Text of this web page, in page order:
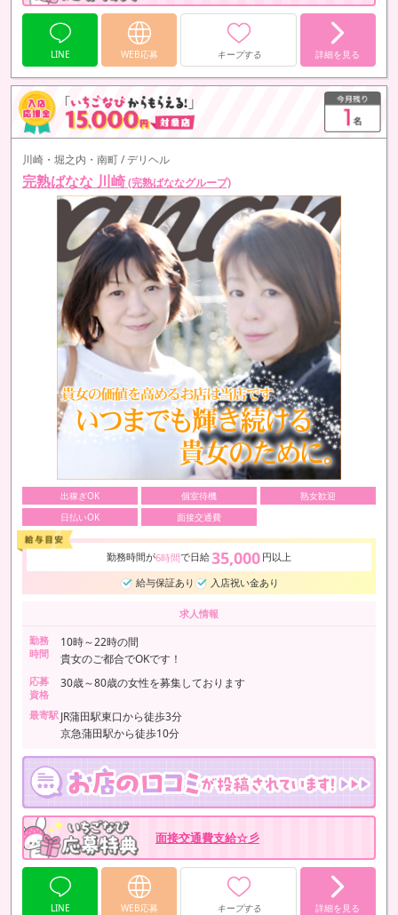
LINE WEB応募 キープする 詳細を見る
川崎・堀之内・南町 / デリヘル
完熟ばなな 川崎(完熟ばななグループ)
出稼ぎOK 個室待機
熟女歓迎
日払いOK
面接交通費
勤務時間が6時間で日給35,000 円以上
給与保証あり
入店祝い金あり
求人情報
勤務
時間
10時～22時の間
貴女のご都合でOKです！
応募
資格
30歳～80歳の女性を募集しております
最寄駅 JR蒲田駅東口から徒歩3分
京急蒲田駅から徒歩10分
面接交通費支給☆彡
LINE WEB応募 キープする 詳細を見る